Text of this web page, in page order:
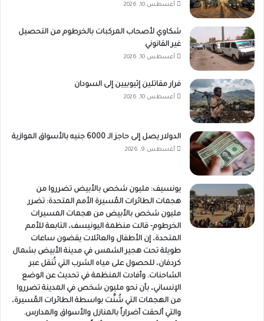
أغسطس 10, 2026
شكاوي لأصحاب المركبات بالخرطوم من التحصيل
غير القانوني
أغسطس 10, 2026
فرار مقاتلين إثيوبيين إلى السودان
أغسطس 10, 2026
الدولار يصل إلى حاجز الـ 6000 جنيه بالأسواق الموازية
أغسطس 9, 2026
يونسيف: مليون شخص بالأبيض تضرروا من
هجمات الطائرات المُسيرة الأمم المتحدة: تضرر
مليون شخص بالأبيض من هجمات المسيرات
الخرطوم- قالت منظمة اليونيسف، التابعة للأمم
المتحدة، إن الأطفال والعائلات يقضون ساعات
طويلة تحت هجير الشمس في مدينة الأبيض بشمال
كردفان، للحصول على مياه الشرب التي تُنقل عبر
الشاحنات. وأفادت المنظمة في تحديث عن الوضع
الإنساني، بأن نحو مليون شخص في المدينة تضرروا
من الهجمات التي شُنَّت بواسطة الطائرات المُسيرة،
والتي ألحقت أضراراً بالمنازل والأسواق والمدارس.